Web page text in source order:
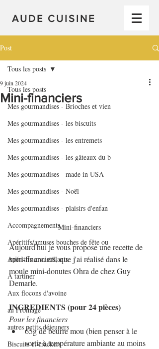
AUDE CUISINE
Post
Tous les posts
Mes gourmandises - Brioches et vien
Mes gourmandises - les biscuits
Mes gourmandises - les entremets
Mes gourmandises - les gâteaux du b
Mes gourmandises - made in USA
Mes gourmandises - Noël
Mes gourmandises - plaisirs d'enfan
Accompagnements
Apéritifs/amuses bouches de fête ou
Apéritifs croustillants
A tartiner
Aux flocons d'avoine
au Fromage
autres petits déjeuners
Biscuits et crackers
Tous les posts
Mini-financiers
9 juin 2024
Mini-financiers
Aujourd'hui je vous propose une recette de
mini-financiers, que j'ai réalisé dans le
moule mini-donutes Ohra de chez Guy
Demarle.
INGREDIENTS (pour 24 pièces)
Pour les financiers
65g de beurre mou (bien penser à le
sortir à température ambiante au moins